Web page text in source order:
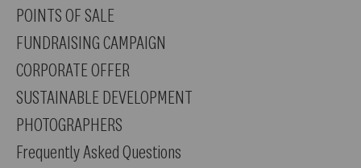
POINTS OF SALE
FUNDRAISING CAMPAIGN
CORPORATE OFFER
SUSTAINABLE DEVELOPMENT
PHOTOGRAPHERS
Frequently Asked Questions